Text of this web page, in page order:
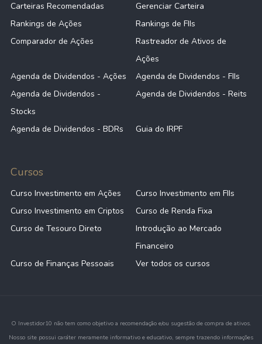
Carteiras Recomendadas
Gerenciar Carteira
Rankings de Ações
Rankings de FIIs
Comparador de Ações
Rastreador de Ativos de
Ações
Agenda de Dividendos - Ações
Agenda de Dividendos - FIIs
Agenda de Dividendos -
Stocks
Agenda de Dividendos - Reits
Agenda de Dividendos - BDRs Guia do IRPF
Cursos
Curso Investimento em Ações
Curso Investimento em FIIs
Curso Investimento em Criptos
Curso de Renda Fixa
Curso de Tesouro Direto
Introdução ao Mercado
Financeiro
Curso de Finanças Pessoais
Ver todos os cursos
O Investidor10 não tem como objetivo a recomendação e/ou sugestão de compra de ativos.
Nosso site possui caráter meramente informativo e educativo, sempre trazendo informações